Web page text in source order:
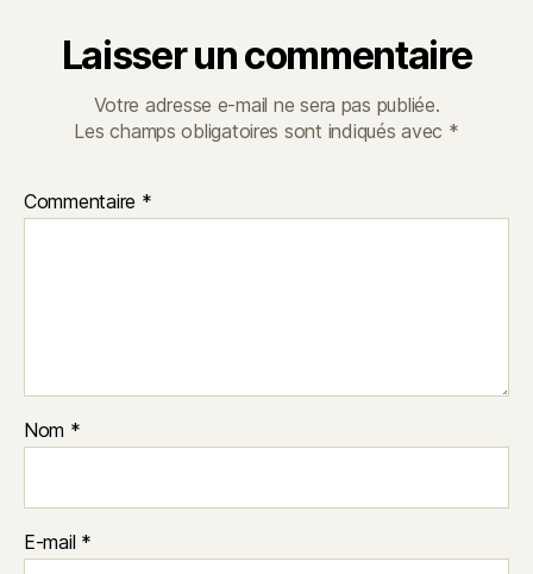
Laisser un commentaire
Votre adresse e-mail ne sera pas publiée.
Les champs obligatoires sont indiqués avec *
Commentaire *
Nom *
E-mail *